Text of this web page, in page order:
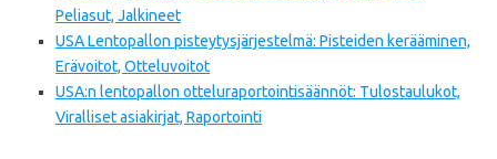
Peliasut, Jalkineet
USA Lentopallon pisteytysjärjestelmä: Pisteiden kerääminen,
Erävoitot, Otteluvoitot
USA:n lentopallon otteluraportointisäännöt: Tulostaulukot,
Viralliset asiakirjat, Raportointi